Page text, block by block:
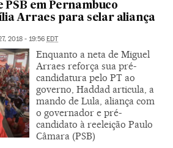
em Pernambuco
Arraes para selar aliança
2018 - 19:56 EDT
Enquanto a neta de Miguel
Arraes reforça sua pré-
candidatura pelo PT ao
governo, Haddad articula, a
mando de Lula, aliança com
o governador e pré-
candidato à reeleição Paulo
Câmara (PSB)